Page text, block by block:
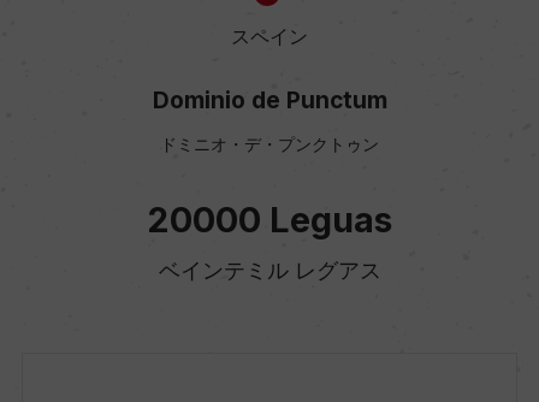
スペイン
Dominio de Punctum
ドミニオ・デ・プンクトゥン
20000 Leguas
ベインテミル レグアス